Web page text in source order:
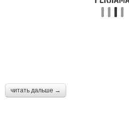
читать дальше →